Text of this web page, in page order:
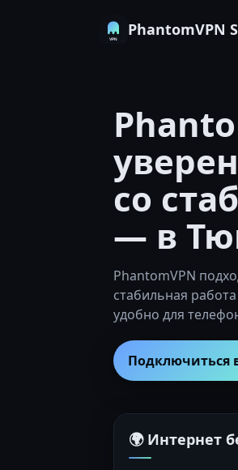
PhantomVPN
со
— в
PhantomVPN
стабильная
удобно для
Подключиться
🌍 Интернет